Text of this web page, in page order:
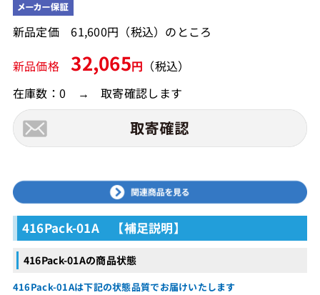
新品定価 61,600円（税込）のところ
新品価格32,065円 （税込）
在庫数：0 → 取寄確認します
416Pack-01A 【補足説明】
416Pack-01Aの商品状態
416Pack-01Aは下記の状態品質でお届けいたします